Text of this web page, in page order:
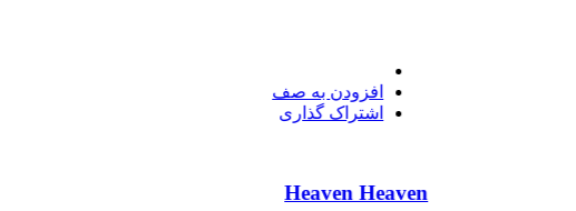
افزودن به صف
اشتراک گذاری
Heaven Heaven